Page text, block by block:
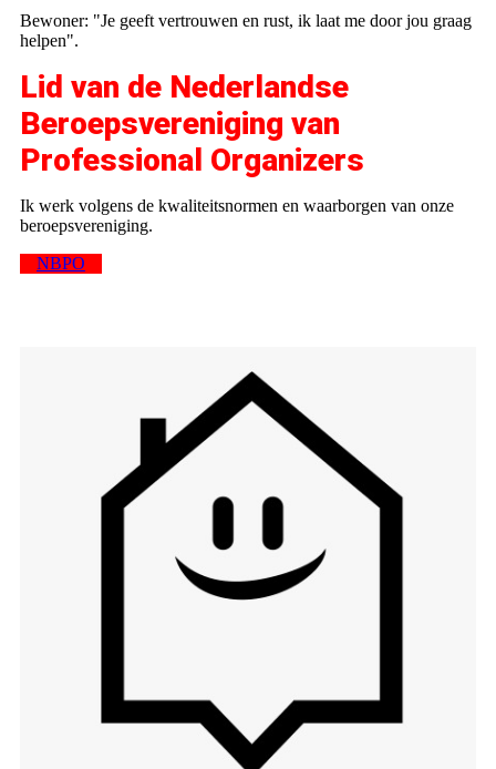
Bewoner: "Je geeft vertrouwen en rust, ik laat me door jou graag
helpen".
Lid van de Nederlandse
Beroepsvereniging van
Professional Organizers
Ik werk volgens de kwaliteitsnormen en waarborgen van onze
beroepsvereniging.
NBPO